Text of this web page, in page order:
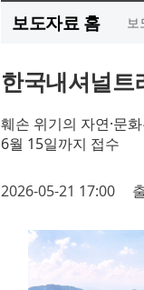
보도자료 홈 보
한국내셔널트
훼손 위기의 자연·문
6월 15일까지 접수
2026-05-21 17:00